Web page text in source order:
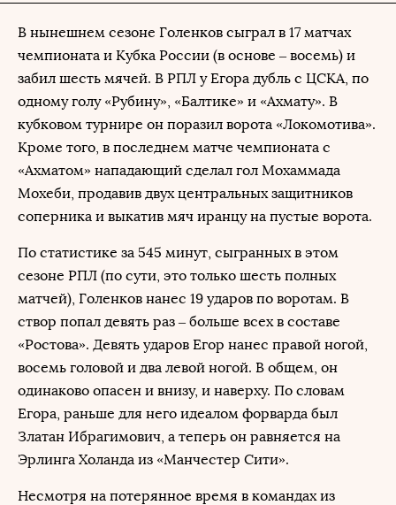
В нынешнем сезоне Голенков сыграл в 17 матчах
чемпионата и Кубка России (в основе – восемь) и
забил шесть мячей. В РПЛ у Егора дубль с ЦСКА, по
одному голу «Рубину», «Балтике» и «Ахмату». В
кубковом турнире он поразил ворота «Локомотива».
Кроме того, в последнем матче чемпионата с
«Ахматом» нападающий сделал гол Мохаммада
Мохеби, продавив двух центральных защитников
соперника и выкатив мяч иранцу на пустые ворота.
По статистике за 545 минут, сыгранных в этом
сезоне РПЛ (по сути, это только шесть полных
матчей), Голенков нанес 19 ударов по воротам. В
створ попал девять раз – больше всех в составе
«Ростова». Девять ударов Егор нанес правой ногой,
восемь головой и два левой ногой. В общем, он
одинаково опасен и внизу, и наверху. По словам
Егора, раньше для него идеалом форварда был
Златан Ибрагимович, а теперь он равняется на
Эрлинга Холанда из «Манчестер Сити».
Несмотря на потерянное время в командах из